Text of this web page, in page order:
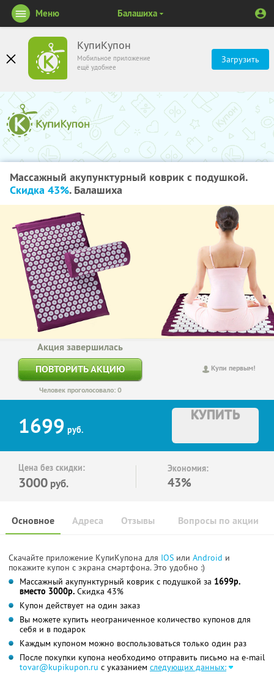
КупиКупон
Мобильное приложение
ещё удобнее
Загрузить
Меню Балашиха
Массажный акупунктурный коврик с подушкой.
Скидка 43%. Балашиха
Купи первым!
Акция завершилась
ПОВТОРИТЬ АКЦИЮ
Человек проголосовало: 0
1699 руб.
КУПИТЬ
Цена без скидки:
3000 руб.
Экономия:
43%
Основное Отзывы Вопросы по акции
Адреса
Скачайте приложение КупиКупона для IOS или Android и
покажите купон с экрана смартфона. Это удобно :)
Массажный акупунктурный коврик с подушкой за 1699р.
вместо 3000р. Скидка 43%
Купон действует на один заказ
Вы можете купить неограниченное количество купонов для
себя и в подарок
Каждым купоном можно воспользоваться только один раз
После покупки купона необходимо отправить письмо на e-mail
tovar@kupikupon.ru с указанием следующих данных: